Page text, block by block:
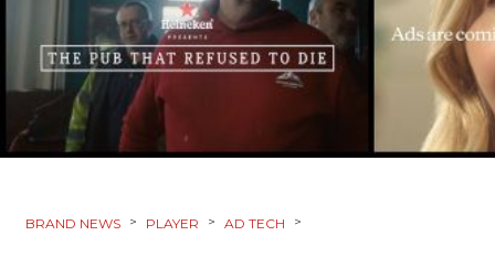
BRAND NEWS > PLAYER > AD TECH >